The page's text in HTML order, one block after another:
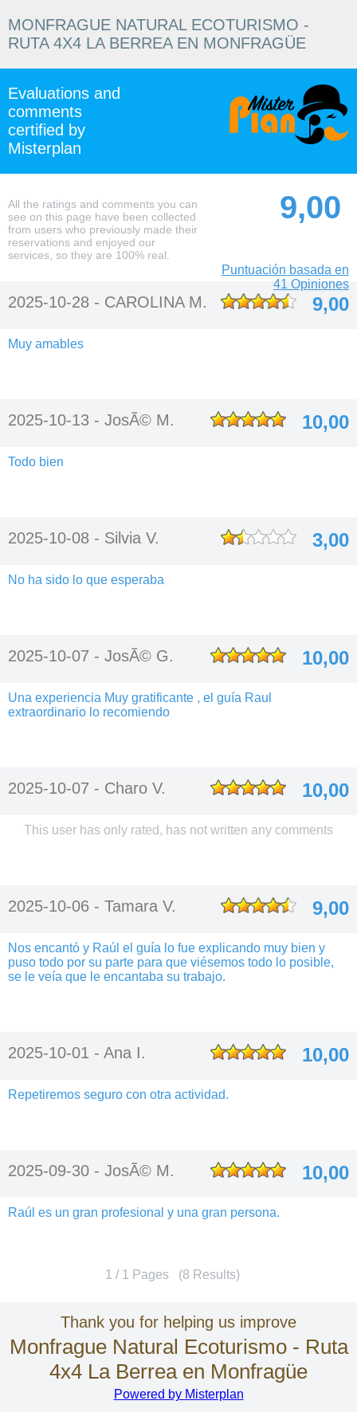
MONFRAGUE NATURAL ECOTURISMO -
RUTA 4X4 LA BERREA EN MONFRAGÜE
Evaluations and
comments
certified by
Misterplan
All the ratings and comments you can
see on this page have been collected
from users who previously made their
reservations and enjoyed our
services, so they are 100% real.
9,00
Puntuación basada en
41 Opiniones
2025-10-28 - CAROLINA M. 9,00
Muy amables
2025-10-13 - JosÃ© M. 10,00
Todo bien
2025-10-08 - Silvia V. 3,00
No ha sido lo que esperaba
2025-10-07 - JosÃ© G. 10,00
Una experiencia Muy gratificante , el guía Raul
extraordinario lo recomiendo
2025-10-07 - Charo V. 10,00
This user has only rated, has not written any comments
2025-10-06 - Tamara V. 9,00
Nos encantó y Raúl el guía lo fue explicando muy bien y
puso todo por su parte para que viésemos todo lo posible,
se le veía que le encantaba su trabajo.
2025-10-01 - Ana I. 10,00
Repetiremos seguro con otra actividad.
2025-09-30 - JosÃ© M. 10,00
Raúl es un gran profesional y una gran persona.
1 / 1 Pages (8 Results)
Thank you for helping us improve
Monfrague Natural Ecoturismo - Ruta
4x4 La Berrea en Monfragüe
Powered by Misterplan